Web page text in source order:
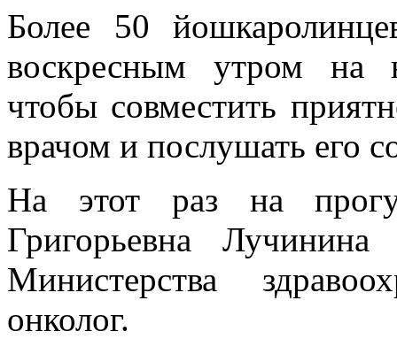
Более 50
воскресным утром на
чтобы совместить
врачом и послушать его
На этот раз на
Григорьевна
Министерства
онколог.